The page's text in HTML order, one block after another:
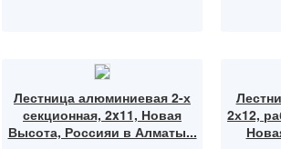
Лестница алюминиевая 2-х
секционная, 2x11, Новая
Высота, Россияи в Алматы...
2х12,